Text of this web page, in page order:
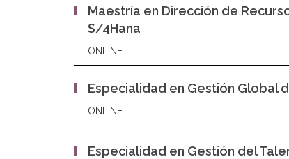
Maestría en Dirección de
S/4Hana
ONLINE
Especialidad en Gestión Global
ONLINE
Especialidad en Gestión del